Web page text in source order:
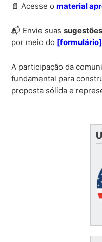
📄 Acesse omaterial
📬 Envie suas
por meio do [formulário]
A participação da
fundamental para
proposta sólida e